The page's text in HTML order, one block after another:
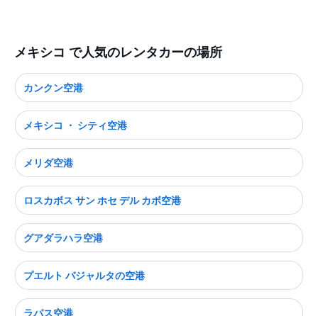
メキシコ で人気のレンタカーの場所
カンクン空港
メキシコ ・ シティ空港
メリダ空港
ロスカボス サン ホセ デル カボ空港
グアダラハラ空港
プエルト バジャルタの空港
ラパス空港